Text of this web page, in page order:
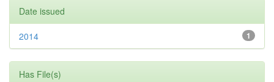
Date issued
1
2014
Has File(s)